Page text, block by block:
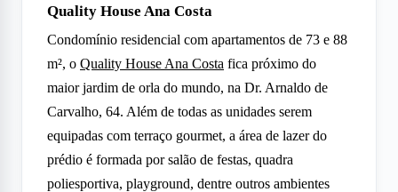
Quality House Ana Costa
Condomínio residencial com apartamentos de 73 e 88
m², o Quality House Ana Costa fica próximo do
maior jardim de orla do mundo, na Dr. Arnaldo de
Carvalho, 64. Além de todas as unidades serem
equipadas com terraço gourmet, a área de lazer do
prédio é formada por salão de festas, quadra
poliesportiva, playground, dentre outros ambientes